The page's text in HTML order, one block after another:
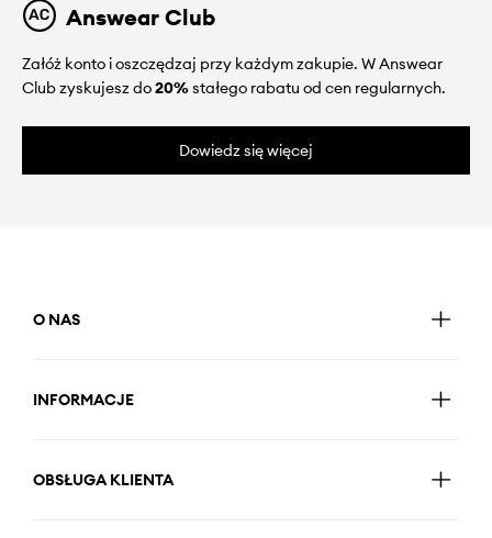
Answear Club
Załóż konto i oszczędzaj przy każdym zakupie. W Answear
Club zyskujesz do20%stałego rabatu od cen regularnych.
Dowiedz się więcej
O NAS
INFORMACJE
OBSŁUGA KLIENTA